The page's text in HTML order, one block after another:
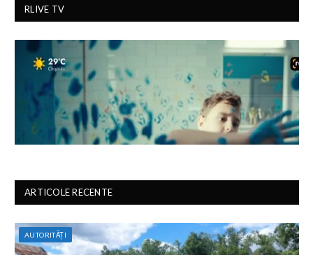
RLIVE TV
ARTICOLE RECENTE
AUTORITĂȚI